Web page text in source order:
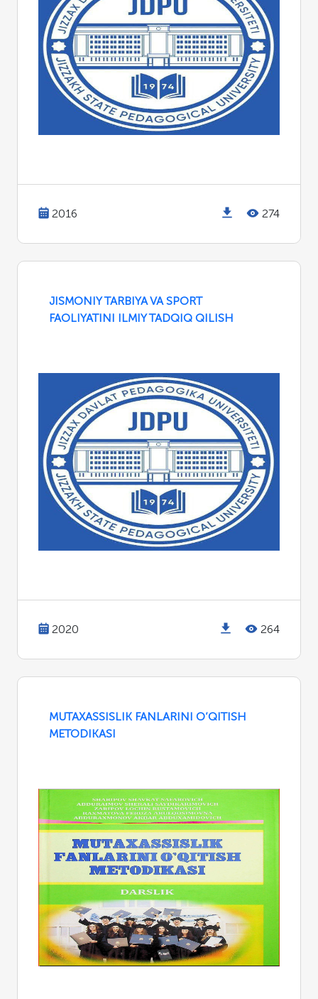
2016 274
JISMONIY TARBIYA VA SPORT
FAOLIYATINI ILMIY TADQIQ QILISH
2020 264
MUTAXASSISLIK FANLARINI O’QITISH
METODIKASI